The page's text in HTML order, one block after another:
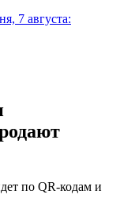
7 августа:
по QR-кодам и